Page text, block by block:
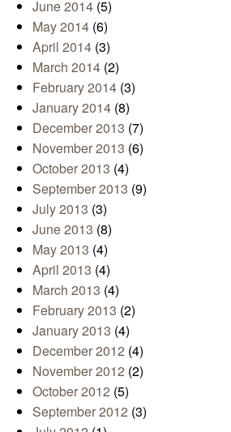
June 2014 (5)
May 2014 (6)
April 2014 (3)
March 2014 (2)
February 2014 (3)
January 2014 (8)
December 2013 (7)
November 2013 (6)
October 2013 (4)
September 2013 (9)
July 2013 (3)
June 2013 (8)
May 2013 (4)
April 2013 (4)
March 2013 (4)
February 2013 (2)
January 2013 (4)
December 2012 (4)
November 2012 (2)
October 2012 (5)
September 2012 (3)